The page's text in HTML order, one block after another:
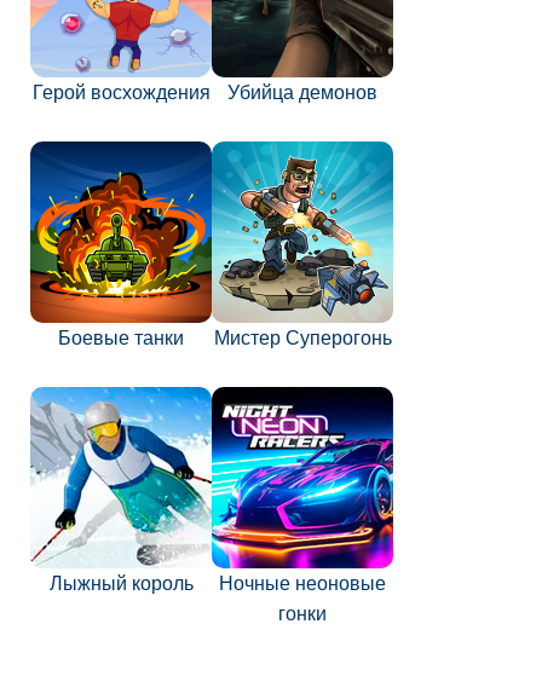
Герой восхождения Убийца демонов
Боевые танки Мистер Суперогонь
Лыжный король
Ночные неоновые
гонки